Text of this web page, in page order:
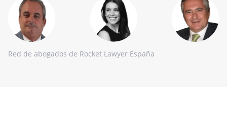
Red de abogados de Rocket Lawyer España